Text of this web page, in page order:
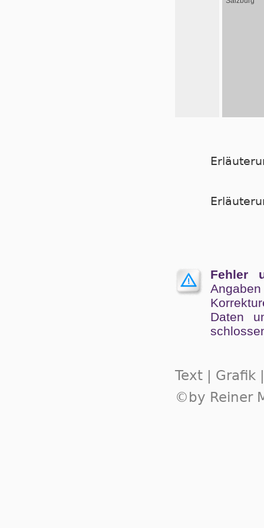
Fehler
Angaben
Da­ten
Text | Grafik
©by Reiner